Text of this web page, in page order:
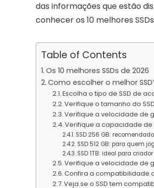
das informações que estão
conhecer os 10 melhores
Table of Contents
Os 10 melhores SSDs de 2026
Como escolher o melhor
Escolha o tipo de SSD de
Verifique o tamanho do SSD
Verifique a velocidade de
Verifique a capacidade de
SSD 256 GB:
SSD 512 GB: para quem
SSD 1TB: ideal para
Verifique a velocidade de
Confira a compatibilidade
Veja se o SSD tem